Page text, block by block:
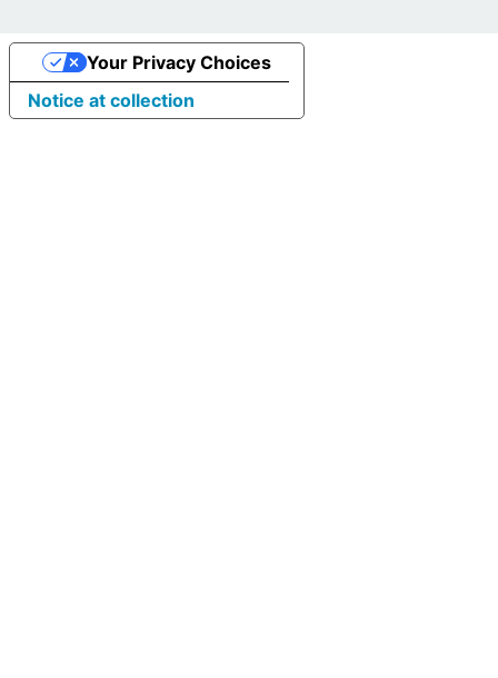
Notice at collection
Your Privacy Choices